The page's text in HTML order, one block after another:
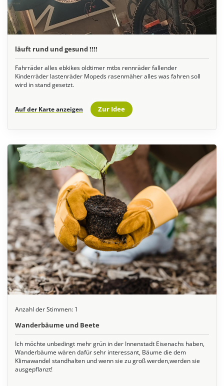
läuft rund und gesund !!!!
Fahrräder alles ebkikes oldtimer mtbs rennräder fallender
Kinderräder lastenräder Mopeds rasenmäher alles was fahren soll
wird in stand gesetzt.
Auf der Karte anzeigen Zur Idee
Anzahl der Stimmen: 1
Wanderbäume und Beete
Ich möchte unbedingt mehr grün in der Innenstadt Eisenachs haben,
Wanderbäume wären dafür sehr interessant, Bäume die dem
Klimawandel standhalten und wenn sie zu groß werden,werden sie
ausgepflanzt!